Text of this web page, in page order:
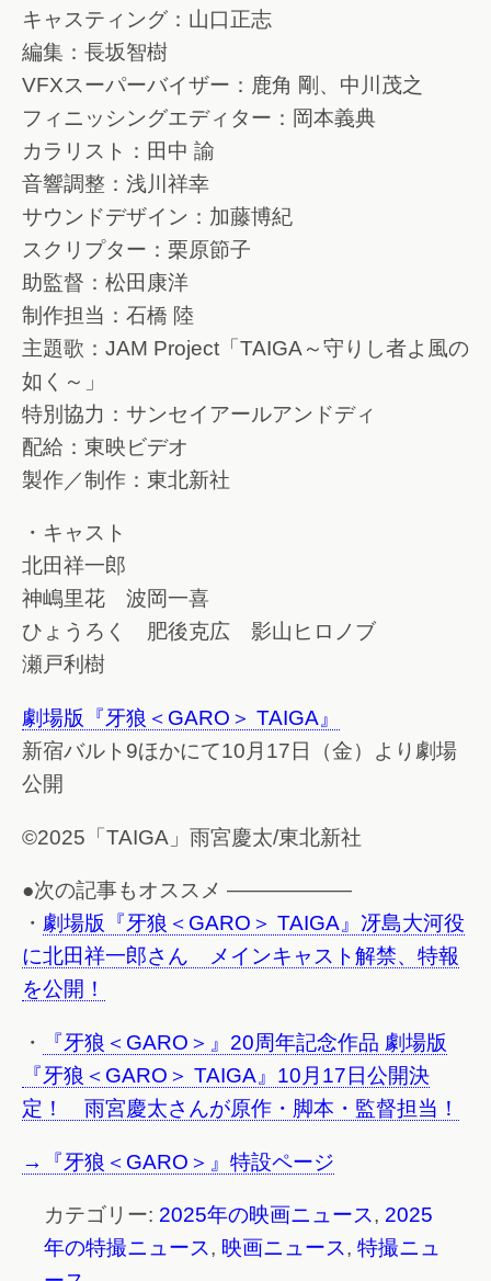
キャスティング：山口正志
編集：長坂智樹
VFXスーパーバイザー：鹿角 剛、中川茂之
フィニッシングエディター：岡本義典
カラリスト：田中 諭
音響調整：浅川祥幸
サウンドデザイン：加藤博紀
スクリプター：栗原節子
助監督：松田康洋
制作担当：石橋 陸
主題歌：JAM Project「TAIGA～守りし者よ風の
如く～」
特別協力：サンセイアールアンドディ
配給：東映ビデオ
製作／制作：東北新社
・キャスト
北田祥一郎
神嶋里花 波岡一喜
ひょうろく 肥後克広 影山ヒロノブ
瀬戸利樹
劇場版『牙狼＜GARO＞ TAIGA』
新宿バルト9ほかにて10月17日（金）より劇場
公開
©2025「TAIGA」雨宮慶太/東北新社
●次の記事もオススメ ——————
・ 劇場版『牙狼＜GARO＞ TAIGA』冴島大河役
に北田祥一郎さん メインキャスト解禁、特報
を公開！
・
『牙狼＜GARO＞』20周年記念作品 劇場版
『牙狼＜GARO＞ TAIGA』10月17日公開決
定！ 雨宮慶太さんが原作・脚本・監督担当！
→『牙狼＜GARO＞』特設ページ
カテゴリー: 2025年の映画ニュース, 2025
年の特撮ニュース, 映画ニュース, 特撮ニュ